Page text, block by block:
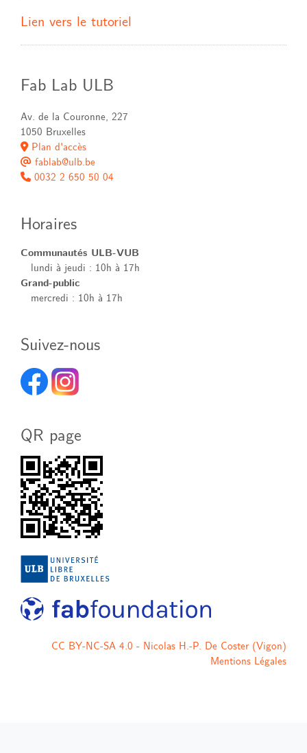
Lien vers le tutoriel
Fab Lab ULB
Av. de la Couronne, 227
1050 Bruxelles
Plan d'accès
fablab@ulb.be
0032 2 650 50 04
Horaires
Communautés ULB-VUB
lundi à jeudi : 10h à 17h
Grand-public
mercredi : 10h à 17h
Suivez-nous
QR page
CC BY-NC-SA 4.0 - Nicolas H.-P. De Coster (Vigon)
Mentions Légales